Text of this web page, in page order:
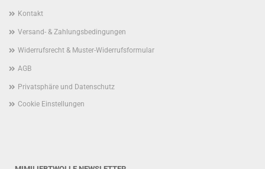
Kontakt
Versand- & Zahlungsbedingungen
Widerrufsrecht & Muster-Widerrufsformular
AGB
Privatsphäre und Datenschutz
Cookie Einstellungen